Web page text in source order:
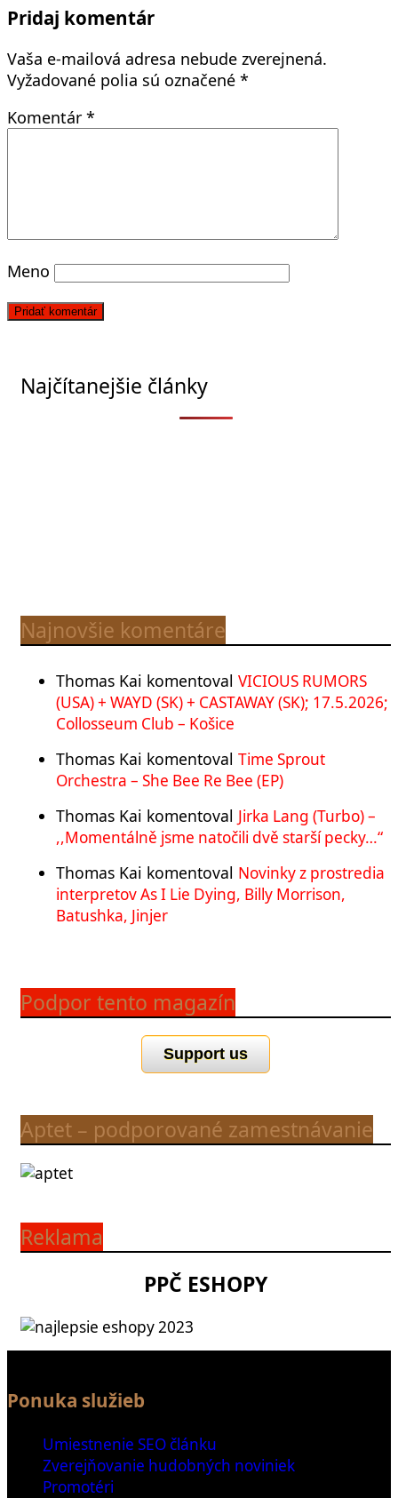
článku
Pridaj komentár
Vaša e-mailová adresa nebude zverejnená.
Vyžadované polia sú označené *
Komentár *
Meno
Najčítanejšie články
Najnovšie komentáre
Thomas Kai komentoval VICIOUS RUMORS
(USA) + WAYD (SK) + CASTAWAY (SK); 17.5.2026;
Collosseum Club – Košice
Thomas Kai komentoval Time Sprout
Orchestra – She Bee Re Bee (EP)
Thomas Kai komentoval Jirka Lang (Turbo) –
,,Momentálně jsme natočili dvě starší pecky…“
Thomas Kai komentoval Novinky z prostredia
interpretov As I Lie Dying, Billy Morrison,
Batushka, Jinjer
Podpor tento magazín
Support us
Aptet – podporované zamestnávanie
Reklama
PPČ ESHOPY
Ponuka služieb
Umiestnenie SEO článku
Zverejňovanie hudobných noviniek
Promotéri